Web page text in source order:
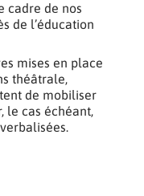
cadre de nos
de l’éducation
mises en place
théâtrale,
de mobiliser
le cas échéant,